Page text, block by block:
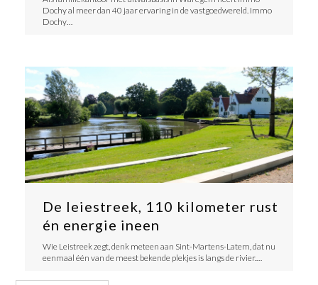
Dochy al meer dan 40 jaar ervaring in de vastgoedwereld. Immo
Dochy…
De leiestreek, 110 kilometer rust
én energie ineen
Wie Leistreek zegt, denk meteen aan Sint-Martens-Latem, dat nu
eenmaal één van de meest bekende plekjes is langs de rivier.…